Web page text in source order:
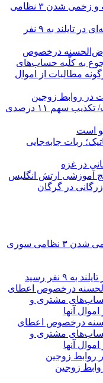
درگیری شدید در جنوب ادلب؛ کشته و زخمی شدن ۳ نظامی
شمار کشته‌های تیراندازی در مدرسه‌ای در تایلند به ۹ نفر
عقد قرض‌الحسنه درخصوص
به کلّیه حساب‌های
مطالبات از اموال
در روابط زوجین
عراقچی: توافق با عمان نزدیک است/ تکذیب سهم ۱۱ درصدی
است
ربات جابه‌جایی
در غزه
آموزشی ارتش انگلیس
درگیری شدید در جنوب ادلب؛ کشته و زخمی شدن ۳ نظامی سوری
نفر رسید
درخصوص اعطای
حساب‌های مشتری و
آنها
زوجین